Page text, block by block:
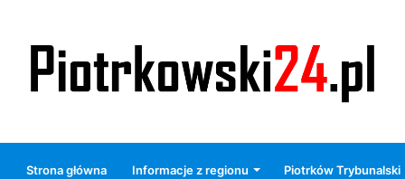
Strona główna Informacje z regionu Piotrków Trybunalski